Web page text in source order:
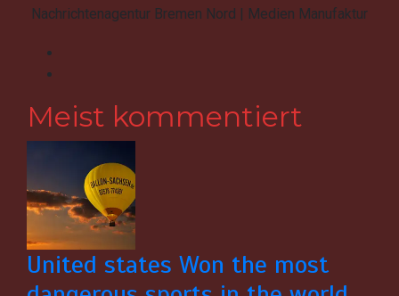
Nachrichtenagentur Bremen Nord | Medien Manufaktur
Meist kommentiert
United states Won the most